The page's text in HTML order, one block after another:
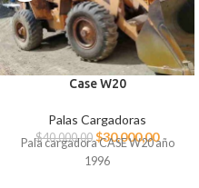
Case W20
Palas Cargadoras
$40.000,00 $30.000,00
Pala cargadora CASE W20 año
1996